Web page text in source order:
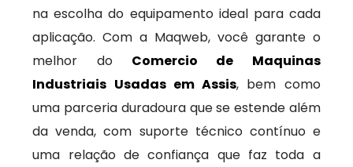
na escolha do equipamento ideal para cada
aplicação. Com a Maqweb, você garante o
melhor do Comercio de Maquinas
Industriais Usadas em Assis, bem como
uma parceria duradoura que se estende além
da venda, com suporte técnico contínuo e
uma relação de confiança que faz toda a